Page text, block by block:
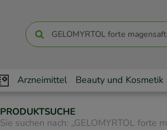
Arzneimittel Beauty und Kosmetik
PRODUKTSUCHE
Sie suchen nach: „GELOMYRTOL forte